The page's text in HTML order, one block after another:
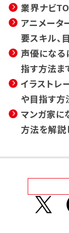
業界ナビ
アニメータ
要スキル、
声優になる
指す方法ま
イラストレ
や目指す方
マンガ家に
方法を解説